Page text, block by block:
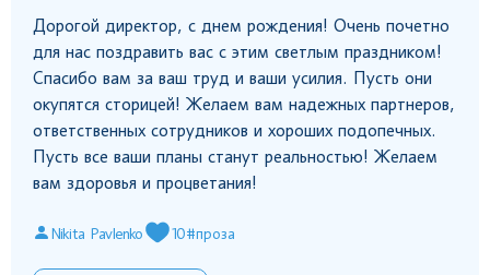
Дорогой директор, с днем рождения! Очень почетно
для нас поздравить вас с этим светлым праздником!
Спасибо вам за ваш труд и ваши усилия. Пусть они
окупятся сторицей! Желаем вам надежных партнеров,
ответственных сотрудников и хороших подопечных.
Пусть все ваши планы станут реальностью! Желаем
вам здоровья и процветания!
Nikita Pavlenko 10#проза